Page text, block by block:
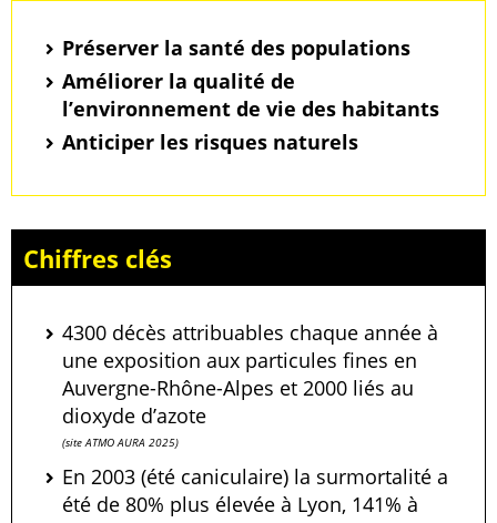
Préserver la santé des populations
Améliorer la qualité de
l’environnement de vie des habitants
Anticiper les risques naturels
Chiffres clés
4300 décès attribuables chaque année à
une exposition aux particules fines en
Auvergne-Rhône-Alpes et 2000 liés au
dioxyde d’azote
(site ATMO AURA 2025)
En 2003 (été caniculaire) la surmortalité a
été de 80% plus élevée à Lyon, 141% à